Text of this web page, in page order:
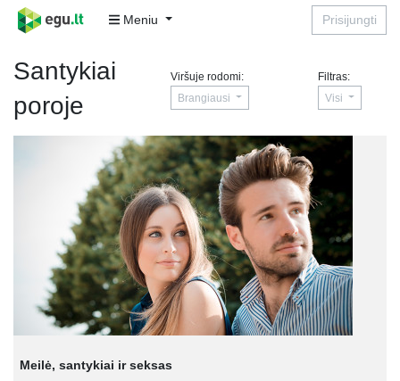
Meniu Prisijungti
Santykiai
poroje
Viršuje rodomi:
Brangiausi
Filtras:
Visi
Meilė, santykiai ir seksas